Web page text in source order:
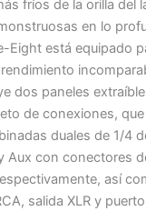
fríos de la orilla del
en lo
Eight está equipado
dos paneles
de conexiones,
duales de 1/4
Aux con conectores
así
salida XLR y